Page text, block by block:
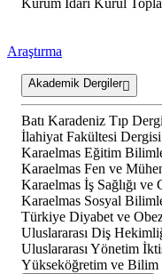
Kurum İdari Kurul
Araştırma
Akademik Dergiler
Batı Karadeniz Tıp
İlahiyat Fakültesi Dergisi
Karaelmas Eğitim
Karaelmas Fen ve
Karaelmas İş Sağlığı
Karaelmas Sosyal
Türkiye Diyabet ve
Uluslararası Diş
Uluslararası Yönetim
Yükseköğretim ve Bilim